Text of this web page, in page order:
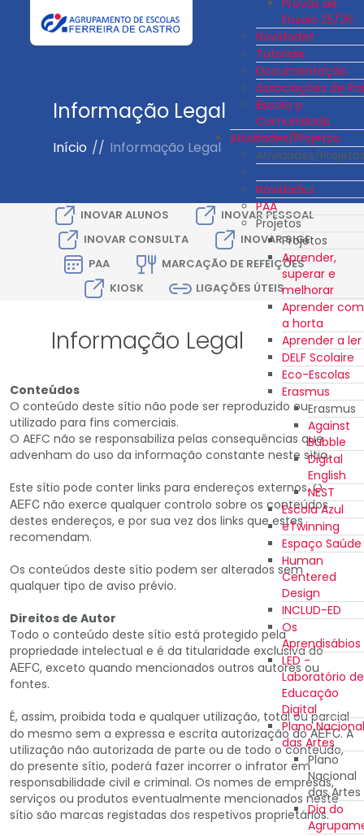
Ensaio 25/26
Novidades
Tutoriais
Documentação
Associações de
Escola e
Comunidade
Atividades/Projetos
Atividades/
Novidades
PAA
Projetos
Projetos
Aprender,
superar e
melhorar
Aprender com
a horta
Aprender a ler
DELF Scolaire
Eco-Escolas
Erasmus
Erasmus
Against
Bubble
Digital
English
NEST
Escola Azul
eTwinning
Espaço Saúde
Human
Centered
Design
INCLUD-ED
Os
Aprendisábios
LED -
Laboratório de
Educação
Digital
Plano Nacional
das Artes
Plano
Nacional
das Artes
Dia do
Informação Legal
Início // Informação Legal
INOVAR ALUNOS
INOVAR PESSOAL
INOVAR CONSULTA
INOVAR SIGE
PAA
MARCAÇÃO DE REFEIÇÕES
KIOSK
LIGAÇÕES ÚTEIS
Informação Legal
Conteúdos
O conteúdo deste sítio não pode ser reproduzido ou
utilizado para fins comerciais.
O AEFC não se responsabiliza pelas consequências que
advenham do uso da informação constante neste sítio.
Este sítio pode conter links para endereços externos. O
AEFC não exerce qualquer controlo sobre os conteúdos
destes endereços, e por sua vez dos links que estes
recomendam.
Os conteúdos deste sítio podem ser alterados sem
qualquer tipo de aviso prévio.
Direitos de Autor
Todo o conteúdo deste sítio está protegido pela
propriedade intelectual e é da titularidade exclusiva do
AEFC, exceto quando mencionados outros autores ou
fontes.
É, assim, proibida toda e qualquer utilização, total ou parcial
do mesmo sem a expressa e escrita autorização doAEFC. A
utilização não autorizada de parte ou de todo o conteúdo,
do presente sítio, poderá fazer incorrer o infrator em
responsabilidade civil e criminal. Os nomes de empresas,
serviços ou produtos eventualmente mencionados neste
sítio são marcas registadas dos respetivos proprietários.